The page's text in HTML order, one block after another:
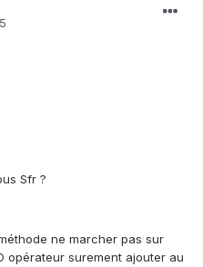
Sfr ?
ne marcher pas sur
opérateur surement ajouter au